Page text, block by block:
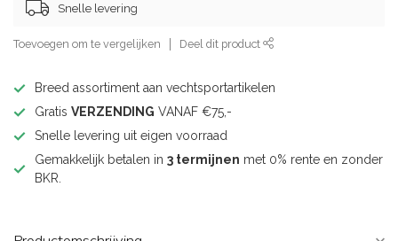
Snelle levering
Toevoegen om te vergelijken Deel dit product
Breed assortiment aan vechtsportartikelen
Gratis VERZENDING VANAF €75,-
Snelle levering uit eigen voorraad
Gemakkelijk betalen in 3 termijnen met 0% rente en zonder
BKR.